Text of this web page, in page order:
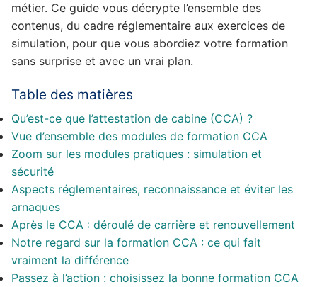
métier. Ce guide vous décrypte l’ensemble des
contenus, du cadre réglementaire aux exercices de
simulation, pour que vous abordiez votre formation
sans surprise et avec un vrai plan.
Table des matières
Qu’est-ce que l’attestation de cabine (CCA) ?
Vue d’ensemble des modules de formation CCA
Zoom sur les modules pratiques : simulation et
sécurité
Aspects réglementaires, reconnaissance et éviter les
arnaques
Après le CCA : déroulé de carrière et renouvellement
Notre regard sur la formation CCA : ce qui fait
vraiment la différence
Passez à l’action : choisissez la bonne formation CCA